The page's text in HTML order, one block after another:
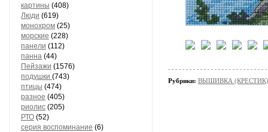
картины (408)
Люди (619)
монохром (25)
морские (228)
панели (112)
панна (44)
Пейзажи (1576)
подушки (743)
птицы (474)
разное (405)
риолис (205)
РТО (52)
серия воспоминание (6)
Рубрики: ВЫШИВКА (КРЕСТИК)/